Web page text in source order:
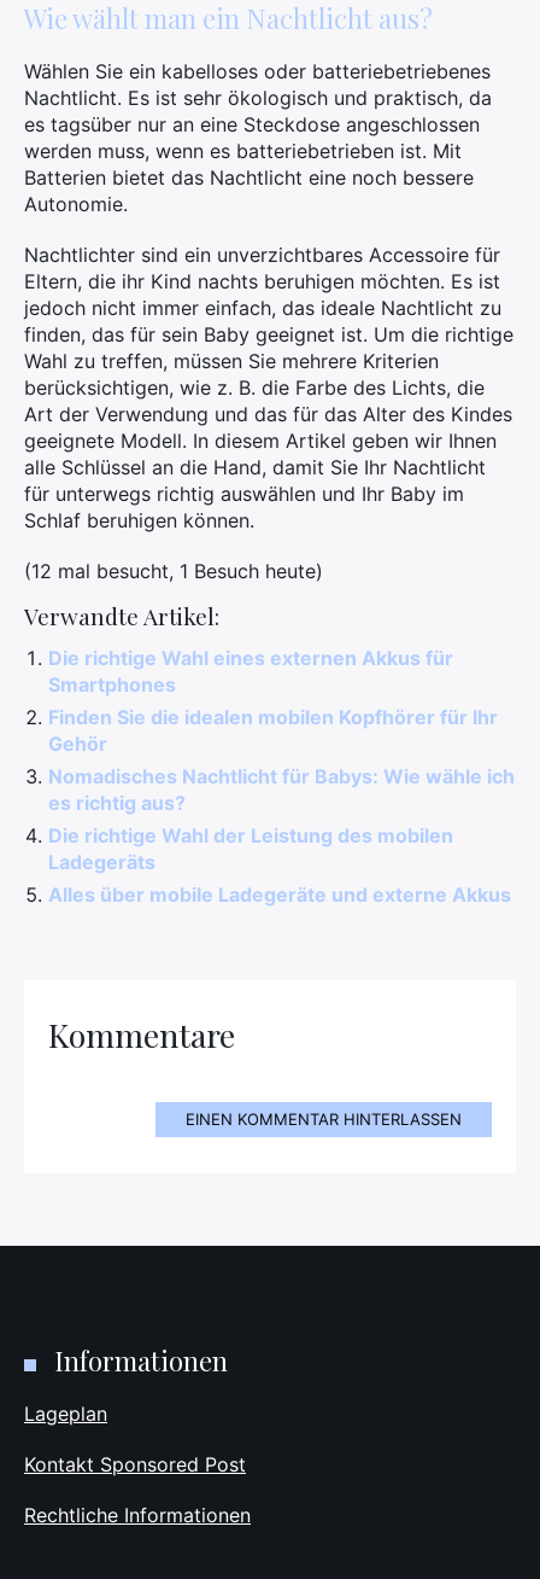
Wie wählt man ein Nachtlicht aus?
Wählen Sie ein kabelloses oder batteriebetriebenes
Nachtlicht. Es ist sehr ökologisch und praktisch, da
es tagsüber nur an eine Steckdose angeschlossen
werden muss, wenn es batteriebetrieben ist. Mit
Batterien bietet das Nachtlicht eine noch bessere
Autonomie.
Nachtlichter sind ein unverzichtbares Accessoire für
Eltern, die ihr Kind nachts beruhigen möchten. Es ist
jedoch nicht immer einfach, das ideale Nachtlicht zu
finden, das für sein Baby geeignet ist. Um die richtige
Wahl zu treffen, müssen Sie mehrere Kriterien
berücksichtigen, wie z. B. die Farbe des Lichts, die
Art der Verwendung und das für das Alter des Kindes
geeignete Modell. In diesem Artikel geben wir Ihnen
alle Schlüssel an die Hand, damit Sie Ihr Nachtlicht
für unterwegs richtig auswählen und Ihr Baby im
Schlaf beruhigen können.
(12 mal besucht, 1 Besuch heute)
Verwandte Artikel:
Die richtige Wahl eines externen Akkus für
Smartphones
Finden Sie die idealen mobilen Kopfhörer für Ihr
Gehör
Nomadisches Nachtlicht für Babys: Wie wähle ich
es richtig aus?
Die richtige Wahl der Leistung des mobilen
Ladegeräts
Alles über mobile Ladegeräte und externe Akkus
Kommentare
EINEN KOMMENTAR HINTERLASSEN
Informationen
Lageplan
Kontakt Sponsored Post
Rechtliche Informationen